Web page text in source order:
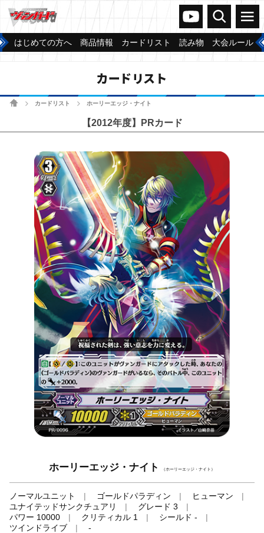
ヴァンガードch
検索 メニュー
はじめての方へ 商品情報 カードリスト 読み物 大会ルール
カードリスト
ホームカードリスト ホーリーエッジ・ナイト
【2012年度】PRカード
ホーリーエッジ・ナイト （ホーリーエッジ・ナイト）
ノーマルユニット ゴールドパラディン
ヒューマン
ユナイテッドサンクチュアリ
グレード 3
パワー 10000
クリティカル 1
シールド -
ツインドライブ
-